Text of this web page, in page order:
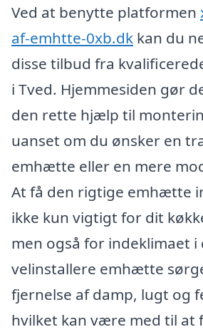
Ved at benytte platformen
af-emhtte-0xb.dk kan du
disse tilbud fra
i Tved. Hjemmesiden gør
den rette hjælp til
uanset om du ønsker en
emhætte eller en mere
At få den rigtige emhætte
ikke kun vigtigt for dit
men også for indeklimaet i
velinstallere emhætte
fjernelse af damp, lugt og
hvilket kan være med til at